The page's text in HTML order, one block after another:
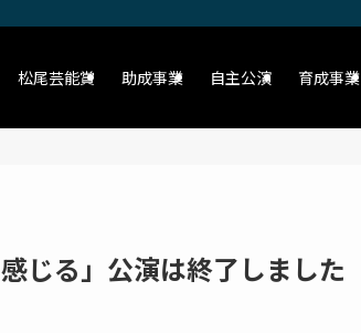
松尾芸能賞 助成事業 自主公演 育成事業
じる」公演は終了しました